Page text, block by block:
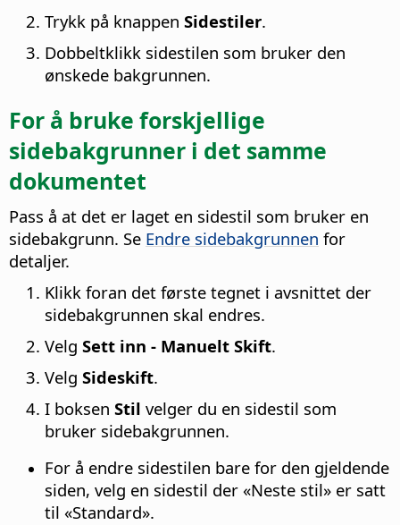
Trykk på knappen Sidestiler.
Dobbeltklikk sidestilen som bruker den
ønskede bakgrunnen.
For å bruke forskjellige
sidebakgrunner i det samme
dokumentet
Pass å at det er laget en sidestil som bruker en
sidebakgrunn. Se Endre sidebakgrunnen for
detaljer.
Klikk foran det første tegnet i avsnittet der
sidebakgrunnen skal endres.
Velg Sett inn - Manuelt Skift.
Velg Sideskift.
I boksen Stil velger du en sidestil som
bruker sidebakgrunnen.
For å endre sidestilen bare for den gjeldende
siden, velg en sidestil der «Neste stil» er satt
til «Standard».